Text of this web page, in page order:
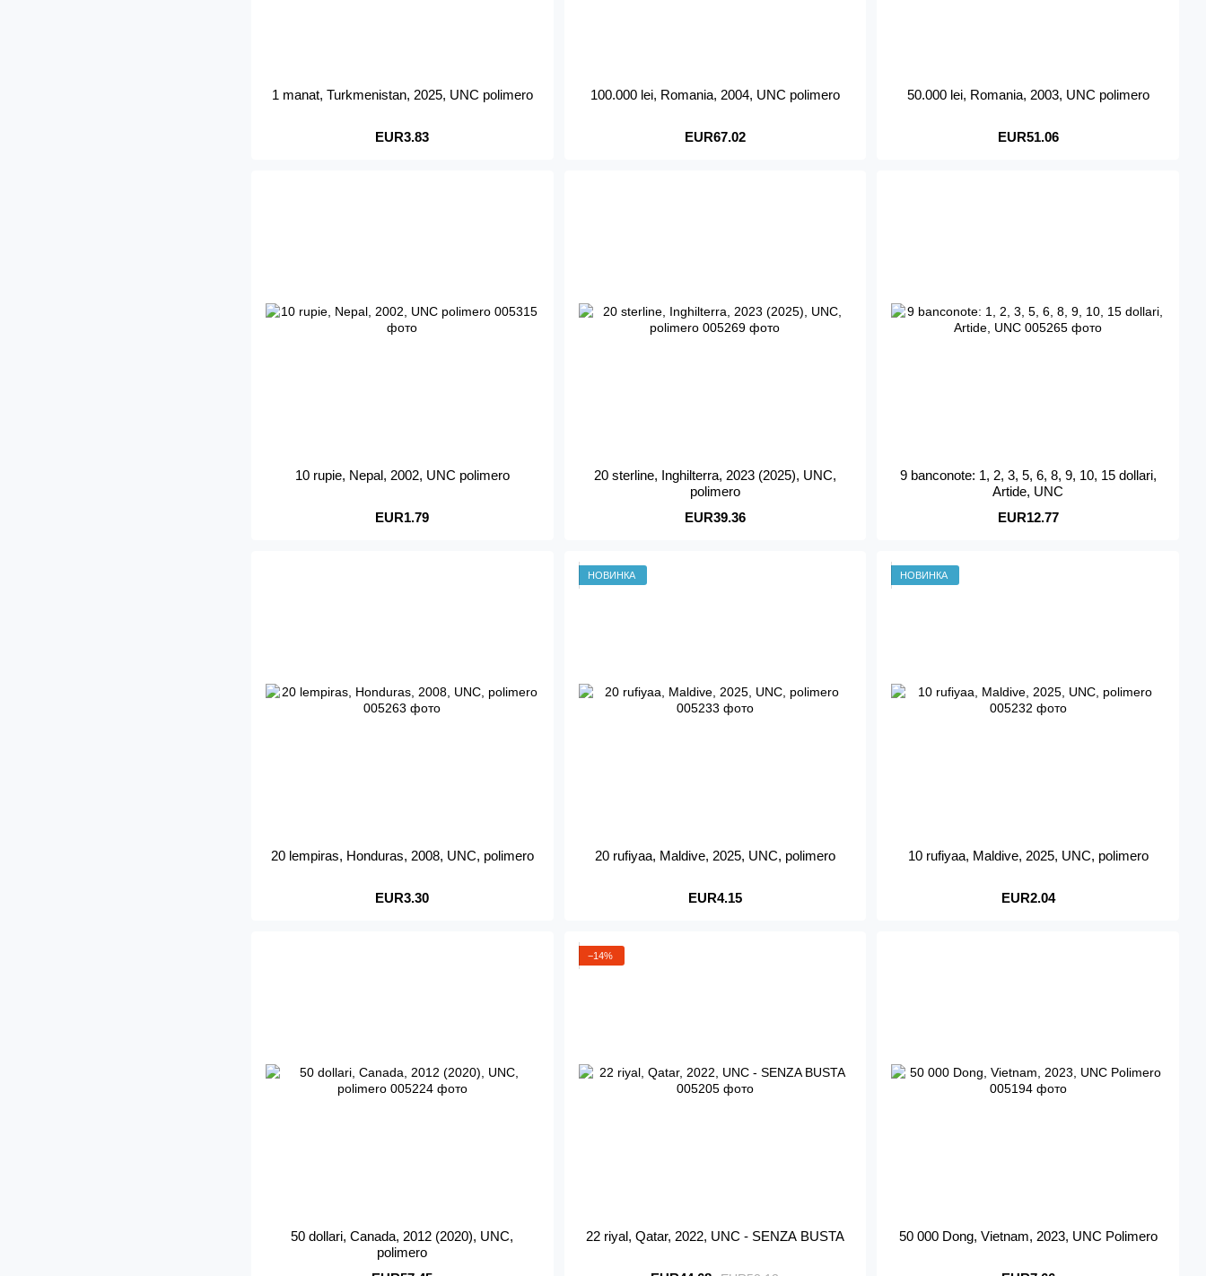
1 manat, Turkmenistan, 2025, UNC polimero
EUR3.83
100.000 lei, Romania, 2004, UNC polimero
EUR67.02
50.000 lei, Romania, 2003, UNC polimero
EUR51.06
10 rupie, Nepal, 2002, UNC polimero
EUR1.79
20 sterline, Inghilterra, 2023 (2025), UNC,
polimero
EUR39.36
9 banconote: 1, 2, 3, 5, 6, 8, 9, 10, 15 dollari,
Artide, UNC
EUR12.77
20 lempiras, Honduras, 2008, UNC, polimero
EUR3.30
НОВИНКА
20 rufiyaa, Maldive, 2025, UNC, polimero
EUR4.15
НОВИНКА
10 rufiyaa, Maldive, 2025, UNC, polimero
EUR2.04
50 dollari, Canada, 2012 (2020), UNC,
polimero
−14%
22 riyal, Qatar, 2022, UNC - SENZA BUSTA 50 000 Dong, Vietnam, 2023, UNC Polimero